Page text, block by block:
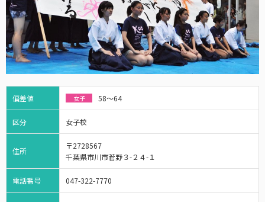
偏差値 女子 58～64
区分 女子校
住所
〒2728567
千葉県市川市菅野３-２４-１
電話番号 047-322-7770